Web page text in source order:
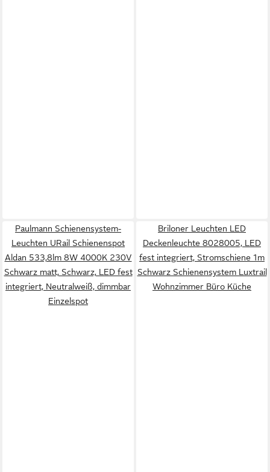
Paulmann Schienensystem-
Leuchten URail Schienenspot
Aldan 533,8lm 8W 4000K 230V
Schwarz matt, Schwarz, LED fest
integriert, Neutralweiß, dimmbar
Einzelspot
Briloner Leuchten LED
Deckenleuchte 8028005, LED
fest integriert, Stromschiene 1m
Schwarz Schienensystem Luxtrail
Wohnzimmer Büro Küche